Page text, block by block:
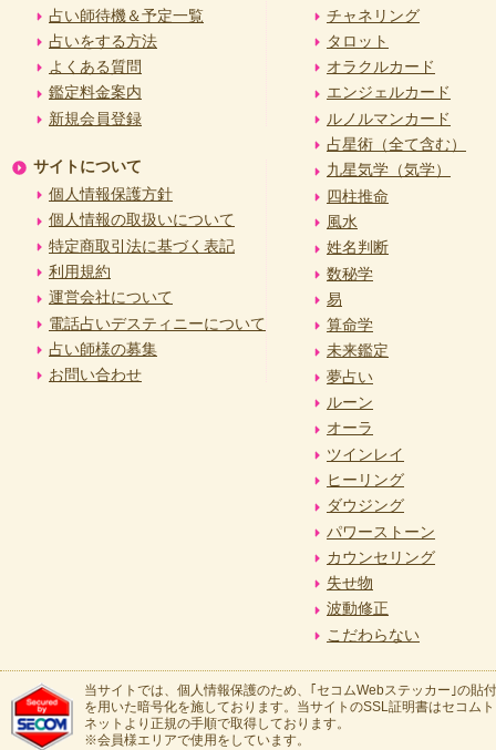
占い師待機＆予定一覧
占いをする方法
よくある質問
鑑定料金案内
新規会員登録
サイトについて
個人情報保護方針
個人情報の取扱いについて
特定商取引法に基づく表記
利用規約
運営会社について
電話占いデスティニーについて
占い師様の募集
お問い合わせ
チャネリング
タロット
オラクルカード
エンジェルカード
ルノルマンカード
占星術（全て含む）
九星気学（気学）
四柱推命
風水
姓名判断
数秘学
易
算命学
未来鑑定
夢占い
ルーン
オーラ
ツインレイ
ヒーリング
ダウジング
パワーストーン
カウンセリング
失せ物
波動修正
こだわらない
当サイトでは、個人情報保護のため、｢セコムWebステッカー｣の貼
を用いた暗号化を施しております。当サイトのSSL証明書はセコム
ネットより正規の手順で取得しております。
※会員様エリアで使用をしています。